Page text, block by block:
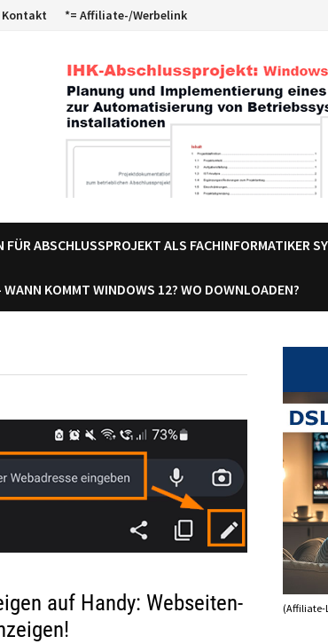
Kontakt *= Affiliate-/Werbelink
FÜR ABSCHLUSSPROJEKT ALS FACHINFORMATIKER
KOMMT WINDOWS 12? WO DOWNLOADEN?
auf Handy: Webseiten-
(Affiliate-